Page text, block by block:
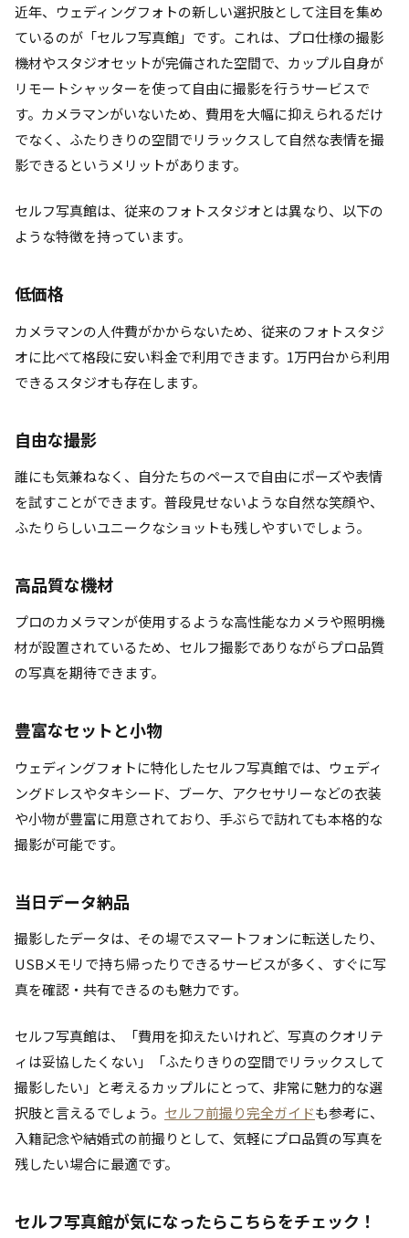
近年、ウェディングフォトの新しい選択肢として注目を集め
ているのが「セルフ写真館」です。これは、プロ仕様の撮影
機材やスタジオセットが完備された空間で、カップル自身が
リモートシャッターを使って自由に撮影を行うサービスで
す。カメラマンがいないため、費用を大幅に抑えられるだけ
でなく、ふたりきりの空間でリラックスして自然な表情を撮
影できるというメリットがあります。
セルフ写真館は、従来のフォトスタジオとは異なり、以下の
ような特徴を持っています。
低価格
カメラマンの人件費がかからないため、従来のフォトスタジ
オに比べて格段に安い料金で利用できます。1万円台から利用
できるスタジオも存在します。
自由な撮影
誰にも気兼ねなく、自分たちのペースで自由にポーズや表情
を試すことができます。普段見せないような自然な笑顔や、
ふたりらしいユニークなショットも残しやすいでしょう。
高品質な機材
プロのカメラマンが使用するような高性能なカメラや照明機
材が設置されているため、セルフ撮影でありながらプロ品質
の写真を期待できます。
豊富なセットと小物
ウェディングフォトに特化したセルフ写真館では、ウェディ
ングドレスやタキシード、ブーケ、アクセサリーなどの衣装
や小物が豊富に用意されており、手ぶらで訪れても本格的な
撮影が可能です。
当日データ納品
撮影したデータは、その場でスマートフォンに転送したり、
USBメモリで持ち帰ったりできるサービスが多く、すぐに写
真を確認・共有できるのも魅力です。
セルフ写真館は、「費用を抑えたいけれど、写真のクオリテ
ィは妥協したくない」「ふたりきりの空間でリラックスして
撮影したい」と考えるカップルにとって、非常に魅力的な選
択肢と言えるでしょう。 セルフ前撮り完全ガイドも参考に、
入籍記念や結婚式の前撮りとして、気軽にプロ品質の写真を
残したい場合に最適です。
セルフ写真館が気になったらこちらをチェック！